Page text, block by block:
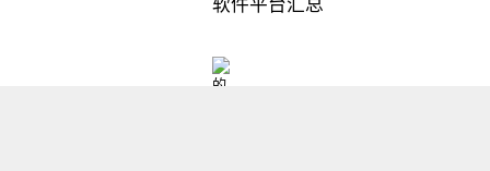
软件平台汇总